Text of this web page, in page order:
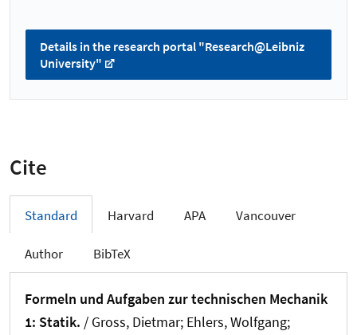
Details in the research portal "Research@Leibniz
University"
Cite
Standard Harvard APA Vancouver
Author BibTeX
Formeln und Aufgaben zur technischen Mechanik
1: Statik. / Gross, Dietmar; Ehlers, Wolfgang;